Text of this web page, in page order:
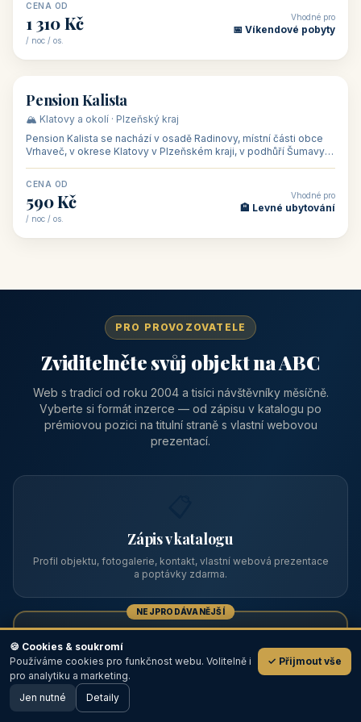
CENA OD
1 310 Kč
/ noc / os.
Vhodné pro
📅 Víkendové pobyty
🏡 penzion
Pension Kalista
🏔️ Klatovy a okolí · Plzeňský kraj
Pension Kalista se nachází v osadě Radinovy, místní části obce
Vrhaveč, v okrese Klatovy v Plzeňském kraji, v podhůří Šumavy
CENA OD
590 Kč
/ noc / os.
Vhodné pro
🏨 Levné ubytování
PRO PROVOZOVATELE
Zviditelněte svůj objekt na ABC
Web s tradicí od roku 2004 a tisíci návštěvníky měsíčně.
Vyberte si formát inzerce — od zápisu v katalogu po
prémiovou pozici na titulní straně s vlastní webovou
prezentací.
Zápis v katalogu
Profil objektu, fotogalerie, kontakt, vlastní webová prezentace
a poptávky zdarma.
NEJPRODÁVANĚJŠÍ
Prémiový partner
TOP pozice na titulce, přednost ve výpisech, zlatý odznak a
💬
🖥️ Desktop verze
🍪 Cookies & soukromí
Používáme cookies pro funkčnost webu. Volitelně i
pro analytiku a marketing.
✓ Přijmout vše
Jen nutné Detaily